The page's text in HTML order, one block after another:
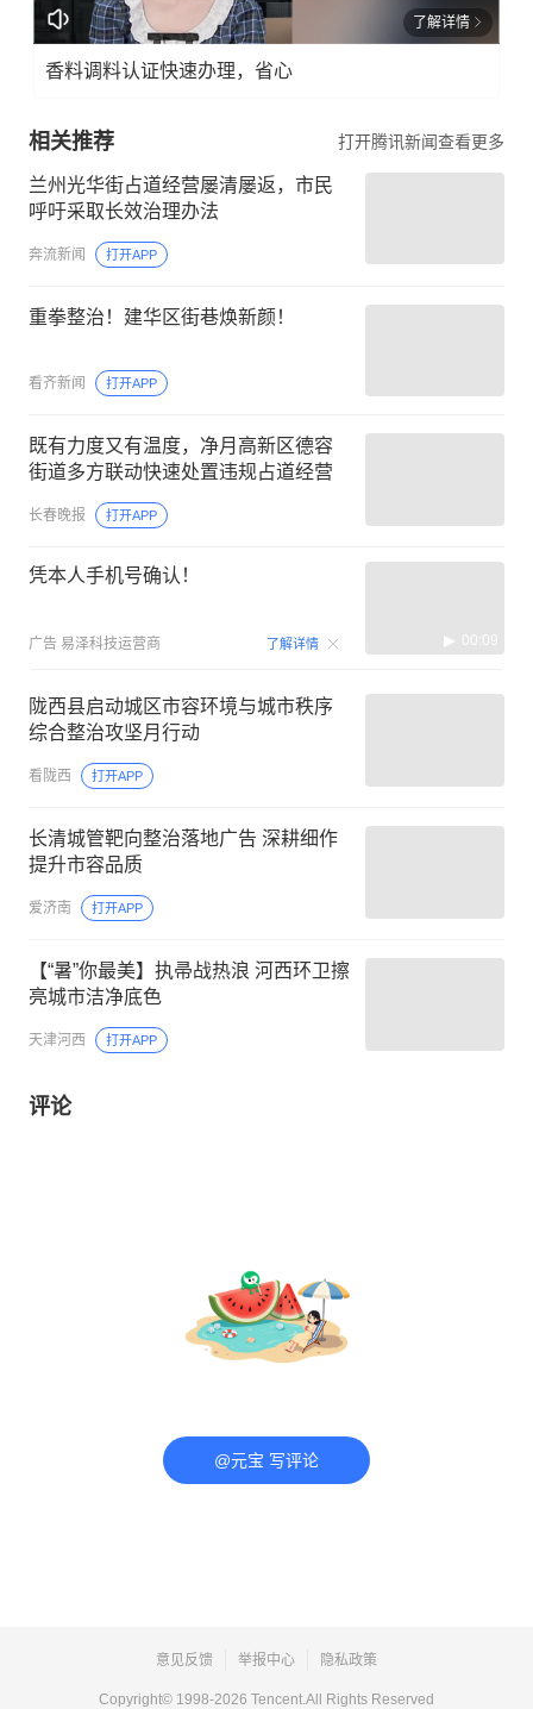
了解详情
香料调料认证快速办理，省心
相关推荐 打开腾讯新闻查看更多
兰州光华街占道经营屡清屡返，市民
呼吁采取长效治理办法
奔流新闻 打开APP
重拳整治！建华区街巷焕新颜！
看齐新闻 打开APP
既有力度又有温度，净月高新区德容
街道多方联动快速处置违规占道经营
长春晚报 打开APP
凭本人手机号确认！
广告 易泽科技运营商 了解详情 00:09
陇西县启动城区市容环境与城市秩序
综合整治攻坚月行动
看陇西 打开APP
长清城管靶向整治落地广告 深耕细作
提升市容品质
爱济南 打开APP
【“暑”你最美】执帚战热浪 河西环卫擦
亮城市洁净底色
天津河西 打开APP
评论
@元宝 写评论
意见反馈 举报中心 隐私政策
Copyright© 1998-2026 Tencent.All Rights Reserved